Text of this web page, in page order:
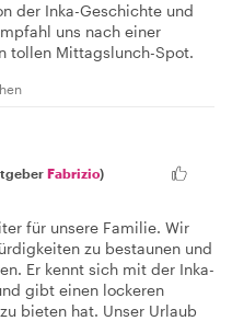
der Inka-Geschichte und
uns nach einer
tollen Mittagslunch-Spot.
Fabrizio)
für unsere Familie. Wir
zu bestaunen und
Er kennt sich mit der Inka-
gibt einen lockeren
bieten hat. Unser Urlaub